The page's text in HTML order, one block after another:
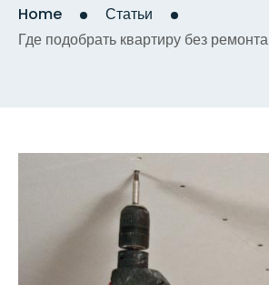
Home
Статьи
Где подобрать квартиру без ремонта